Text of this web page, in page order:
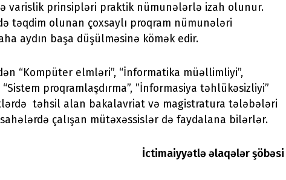
varislik prinsipləri praktik nümunələrlə izah olunur.
təqdim olunan çoxsaylı proqram nümunələri
aydın başa düşülməsinə kömək edir.
“Kompüter elmləri”, “İnformatika müəllimliyi”,
“Sistem proqramlaşdırma”, ”İnformasiya təhlükəsizliyi”
təhsil alan bakalavriat və magistratura tələbələri
çalışan mütəxəssislər də faydalana bilərlər.
İctimaiyyətlə əlaqələr şöbəsi